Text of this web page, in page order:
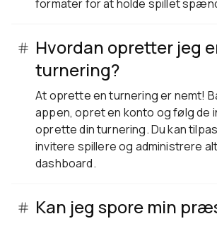
formater for at holde spillet
Hvordan opretter jeg
turnering?
At oprette en turnering er nemt!
appen, opret en konto og følg de
oprette din turnering. Du kan
invitere spillere og administrere
dashboard.
Kan jeg spore min